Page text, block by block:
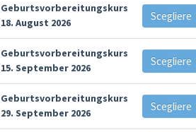
Geburtsvorbereitungskurs
18. August 2026
Scegliere
Geburtsvorbereitungskurs
15. September 2026
Scegliere
Geburtsvorbereitungskurs
29. September 2026
Scegliere